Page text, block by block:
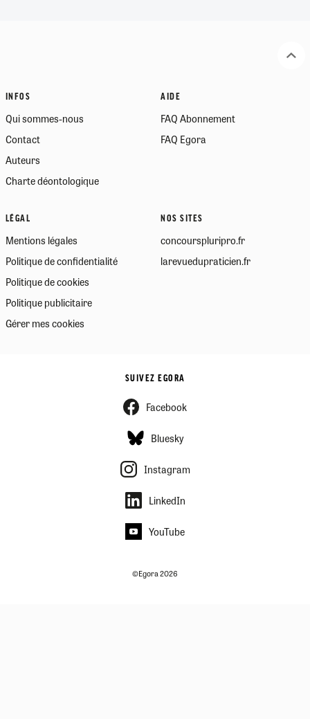
INFOS
Qui sommes-nous
Contact
Auteurs
Charte déontologique
AIDE
FAQ Abonnement
FAQ Egora
LÉGAL
Mentions légales
Politique de confidentialité
Politique de cookies
Politique publicitaire
Gérer mes cookies
NOS SITES
concourspluripro.fr
larevuedupraticien.fr
SUIVEZ EGORA
Facebook
Bluesky
Instagram
LinkedIn
YouTube
©Egora 2026